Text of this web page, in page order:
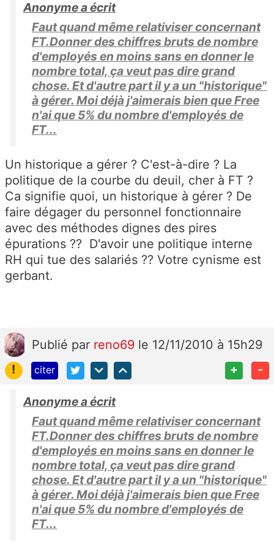
Anonyme a écrit
Faut quand même relativiser concernant
FT.Donner des chiffres bruts de nombre
d'employés en moins sans en donner le
nombre total, ça veut pas dire grand
chose. Et d'autre part il y a un "historique"
à gérer. Moi déjà j'aimerais bien que Free
n'ai que 5% du nombre d'employés de
FT...
Un historique a gérer ? C'est-à-dire ? La
politique de la courbe du deuil, cher à FT ?
Ca signifie quoi, un historique à gérer ? De
faire dégager du personnel fonctionnaire
avec des méthodes dignes des pires
épurations ?? D'avoir une politique interne
RH qui tue des salariés ?? Votre cynisme est
gerbant.
Publié par reno69 le 12/11/2010 à 15h29
!
citer + -
Anonyme a écrit
Faut quand même relativiser concernant
FT.Donner des chiffres bruts de nombre
d'employés en moins sans en donner le
nombre total, ça veut pas dire grand
chose. Et d'autre part il y a un "historique"
à gérer. Moi déjà j'aimerais bien que Free
n'ai que 5% du nombre d'employés de
FT...